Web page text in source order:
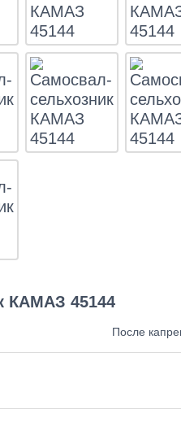
КАМАЗ 45144
После